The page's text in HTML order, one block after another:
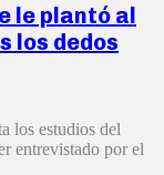
le plantó al
los dedos
los estudios del
entrevistado por el